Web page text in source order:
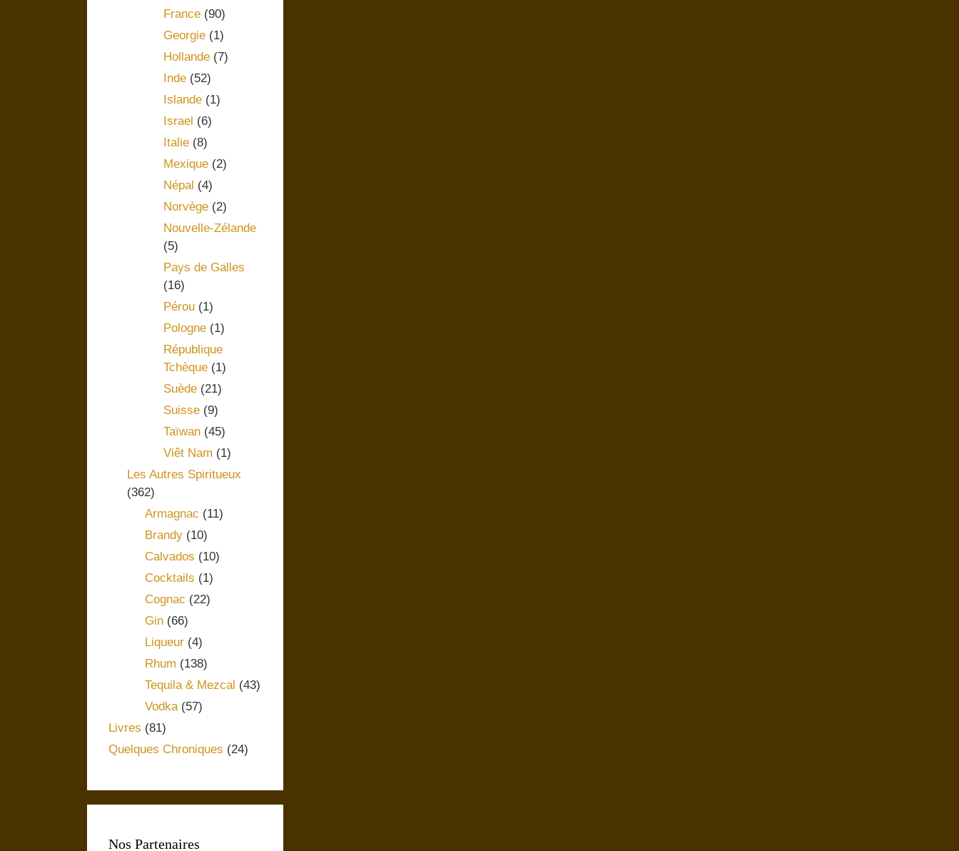
France(90)
Georgie(1)
Hollande(7)
Inde(52)
Islande(1)
Israel (6)
Italie(8)
Mexique(2)
Népal (4)
Norvège(2)
Nouvelle-Zélande
(5)
Pays de Galles
(16)
Pérou(1)
Pologne(1)
République
Tchèque(1)
Suède(21)
Suisse(9)
Taïwan(45)
Viêt Nam (1)
Les Autres Spiritueux
(362)
Armagnac (11)
Brandy (10)
Calvados (10)
Cocktails (1)
Cognac (22)
Gin (66)
Liqueur (4)
Rhum (138)
Tequila & Mezcal (43)
Vodka (57)
Livres (81)
Quelques Chroniques (24)
Nos Partenaires